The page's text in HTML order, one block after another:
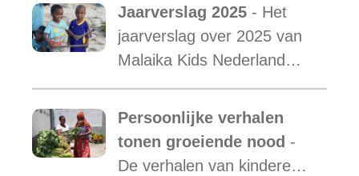
Jaarverslag 2025 - Het
jaarverslag over 2025 van
Malaika Kids Nederland
met daarin opgenomen het
verslag van de activiteiten
van Malaika Kids Tanzania
is uit.
Persoonlijke verhalen
tonen groeiende nood -
De verhalen van kinderen